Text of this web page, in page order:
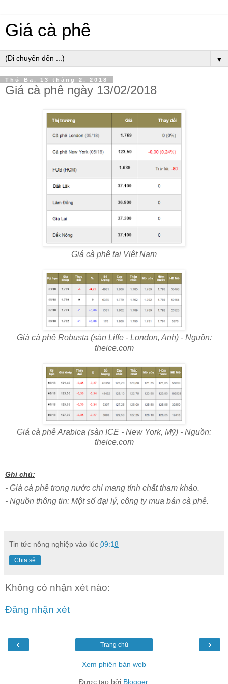
Giá cà phê
▼
Thứ Ba, 13 tháng 2, 2018
Giá cà phê ngày 13/02/2018
Giá cà phê tại Việt Nam
Giá cà phê Robusta (sàn Liffe - London, Anh) - Nguồn:
theice.com
Giá cà phê Arabica (sàn ICE - New York, Mỹ) - Nguồn:
theice.com
Ghi chú:
- Giá cà phê trong nước chỉ mang tính chất tham khảo.
- Nguồn thông tin: Một số đại lý, công ty mua bán cà phê.
Tin tức nông nghiệp vào lúc 09:18
Chia sẻ
Không có nhận xét nào:
Đăng nhận xét
‹ ›
Trang chủ
Xem phiên bản web
Được tạo bởi Blogger.